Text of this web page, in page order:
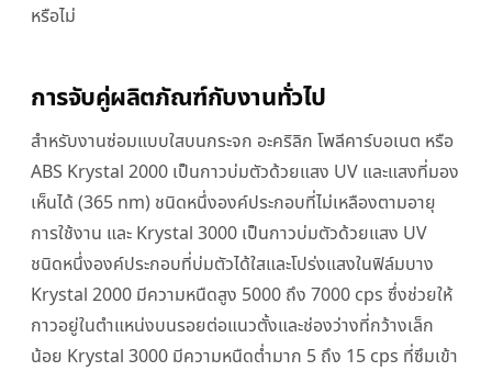
หรือไม่
การจับคู่ผลิตภัณฑ์กับงานทั่วไป
สำหรับงานซ่อมแบบใสบนกระจก อะคริลิก โพลีคาร์บอเนต หรือ
ABS Krystal 2000 เป็นกาวบ่มตัวด้วยแสง UV และแสงที่มอง
เห็นได้ (365 nm) ชนิดหนึ่งองค์ประกอบที่ไม่เหลืองตามอายุ
การใช้งาน และ Krystal 3000 เป็นกาวบ่มตัวด้วยแสง UV
ชนิดหนึ่งองค์ประกอบที่บ่มตัวได้ใสและโปร่งแสงในฟิล์มบาง
Krystal 2000 มีความหนืดสูง 5000 ถึง 7000 cps ซึ่งช่วยให้
กาวอยู่ในตำแหน่งบนรอยต่อแนวตั้งและช่องว่างที่กว้างเล็ก
น้อย Krystal 3000 มีความหนืดต่ำมาก 5 ถึง 15 cps ที่ซึมเข้า